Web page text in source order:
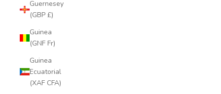
Guernesey
(GBP £)
Guinea
(GNF Fr)
Guinea
Ecuatorial
(XAF CFA)